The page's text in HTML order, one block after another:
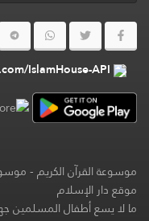
IslamHouse-API
موسوعة القرآن الكريم-
موقع دار الإسلام
ما لا يسع أطفال المسلمين